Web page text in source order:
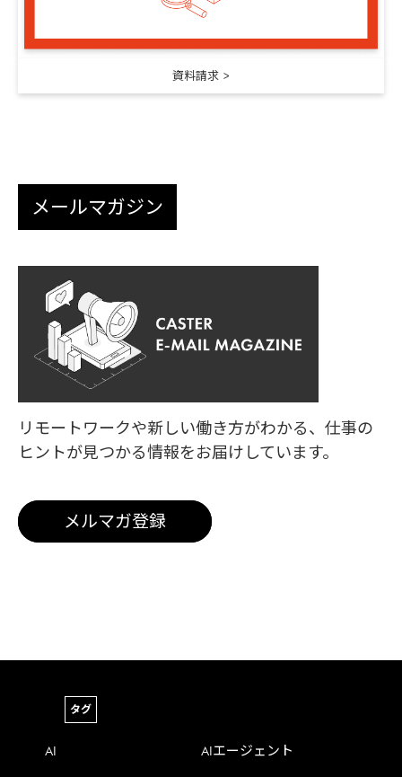
資料請求
メールマガジン
リモートワークや新しい働き方がわかる、 仕事の
ヒントが見つかる情報をお届けしています。
メルマガ登録
タグ
AI AIエージェント